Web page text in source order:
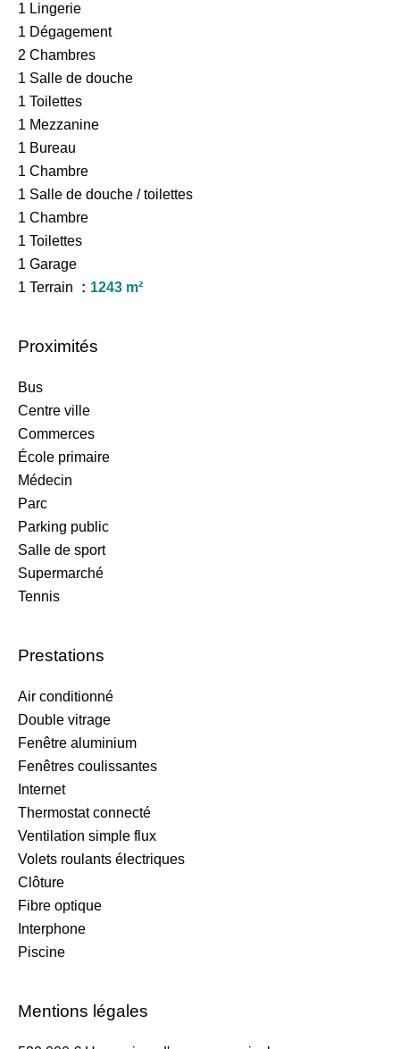
1 Lingerie
1 Dégagement
2 Chambres
1 Salle de douche
1 Toilettes
1 Mezzanine
1 Bureau
1 Chambre
1 Salle de douche / toilettes
1 Chambre
1 Toilettes
1 Garage
1 Terrain
1243 m²
Proximités
Bus
Centre ville
Commerces
École primaire
Médecin
Parc
Parking public
Salle de sport
Supermarché
Tennis
Prestations
Air conditionné
Double vitrage
Fenêtre aluminium
Fenêtres coulissantes
Internet
Thermostat connecté
Ventilation simple flux
Volets roulants électriques
Clôture
Fibre optique
Interphone
Piscine
Mentions légales